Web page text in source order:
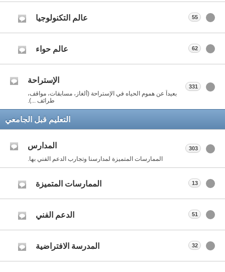
عالم التكنولوجيا 55
عالم حواء 62
الإستراحة
بعيداً عن هموم الحياه في الإستراحة (ألغاز، مسابقات، مواقف،
طرائف ...).
331
التعليم قبل الجامعي
المدارس
الممارسات المتميزة لمدارسنا وتجارب الدعم الفني بها.
303
الممارسات المتميزة 13
الدعم الفني 51
المدرسة الافتراضية 32